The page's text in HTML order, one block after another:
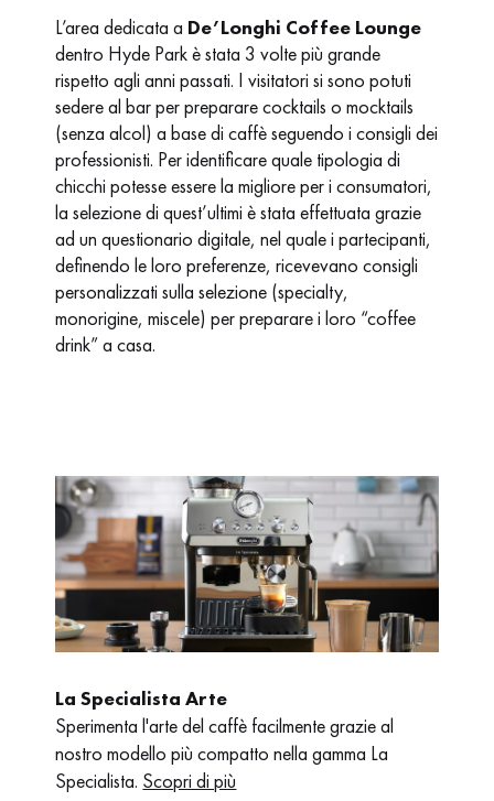
L’area dedicata a De’Longhi Coffee Lounge
dentro Hyde Park è stata 3 volte più grande
rispetto agli anni passati. I visitatori si sono potuti
sedere al bar per preparare cocktails o mocktails
(senza alcol) a base di caffè seguendo i consigli dei
professionisti. Per identificare quale tipologia di
chicchi potesse essere la migliore per i consumatori,
la selezione di quest’ultimi è stata effettuata grazie
ad un questionario digitale, nel quale i partecipanti,
definendo le loro preferenze, ricevevano consigli
personalizzati sulla selezione (specialty,
monorigine, miscele) per preparare i loro “coffee
drink” a casa.
La Specialista Arte
Sperimenta l'arte del caffè facilmente grazie al
nostro modello più compatto nella gamma La
Specialista. Scopri di più